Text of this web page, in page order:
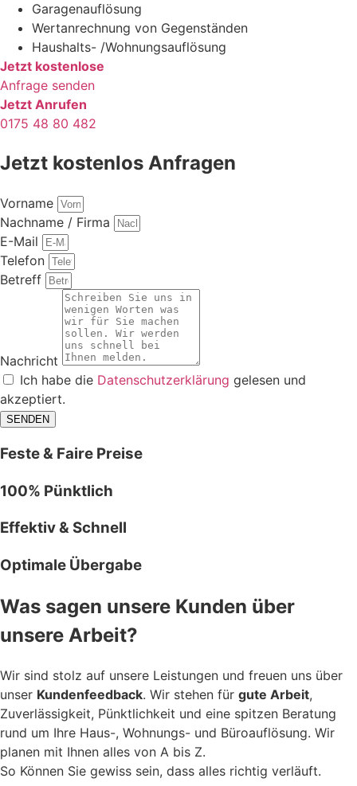
Garagenauflösung
Wertanrechnung von Gegenständen
Haushalts- /Wohnungsauflösung
Jetzt kostenlose
Anfrage senden
Jetzt Anrufen
0175 48 80 482
Jetzt kostenlos Anfragen
Vorname
Nachname / Firma
E-Mail
Telefon
Betreff
Nachricht
Ich habe die Datenschutzerklärung gelesen und
akzeptiert.
SENDEN
Feste & Faire Preise
100% Pünktlich
Effektiv & Schnell
Optimale Übergabe
Was sagen unsere Kunden über
unsere Arbeit?
Wir sind stolz auf unsere Leistungen und freuen uns über
unser Kundenfeedback. Wir stehen für gute Arbeit,
Zuverlässigkeit, Pünktlichkeit und eine spitzen Beratung
rund um Ihre Haus-, Wohnungs- und Büroauflösung. Wir
planen mit Ihnen alles von A bis Z.
So Können Sie gewiss sein, dass alles richtig verläuft.